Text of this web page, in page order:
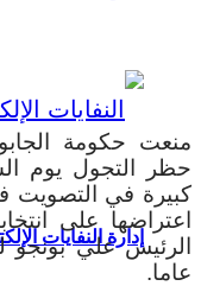
إدارة النفايات
منعت حكومة
حظر التجول يوم
كبيرة في التصويت
اعتراضها على
عاما.